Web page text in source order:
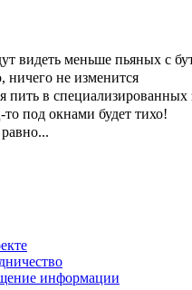
видеть меньше пьяных с
ничего не изменится
пить в специализированных
под окнами будет тихо!
информации